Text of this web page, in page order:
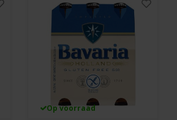
Op voorraad